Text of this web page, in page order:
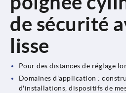
de sécurité
lisse
Pour des distances de réglage
Domaines d'application :
d'installations, dispositifs de